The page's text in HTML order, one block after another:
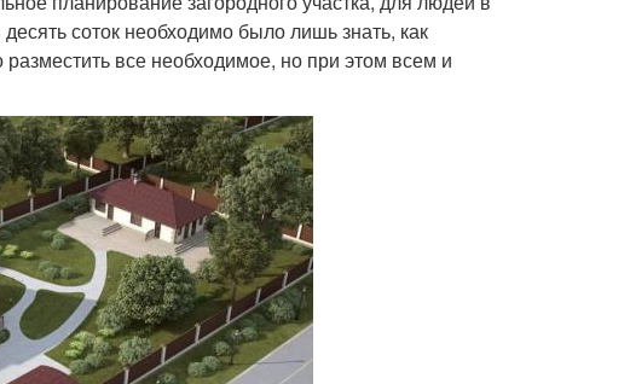
соток необходимо было лишь знать, как
все необходимое, но при этом всем и